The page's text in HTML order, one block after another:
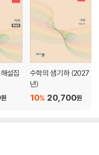
설집
원
수학의 샘 기하 (2027
년)
20,700원
10%